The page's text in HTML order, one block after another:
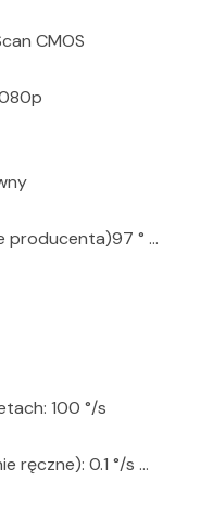
CMOS
producenta)97 ° …
100 °/s
ręczne): 0.1 °/s …